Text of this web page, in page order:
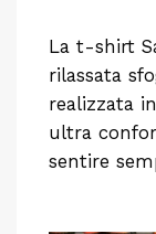
La t-shirt
rilassata
realizzata
ultra
sentire